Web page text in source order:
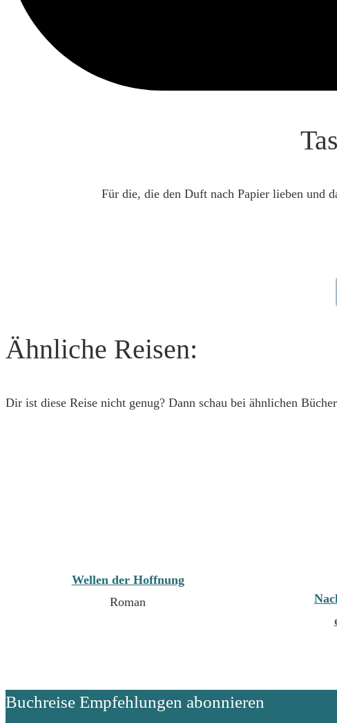
Für die, die den Duft nach Papier lieben und
Ähnliche Reisen:
Dir ist diese Reise nicht genug? Dann schau bei ähnlichen
Wellen der Hoffnung
Roman
Buchreise Empfehlungen abonnieren